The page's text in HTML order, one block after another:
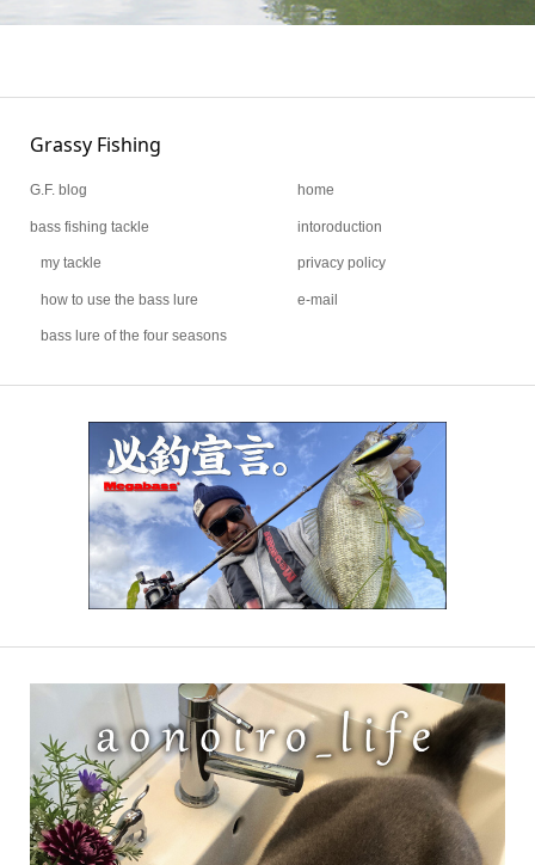
Grassy Fishing
G.F. blog
bass fishing tackle
my tackle
how to use the bass lure
bass lure of the four seasons
home
intoroduction
privacy policy
e-mail